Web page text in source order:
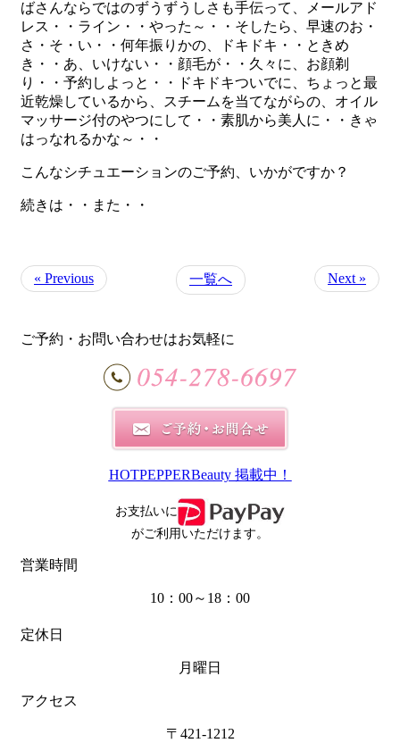
ばさんならではのずうずうしさも手伝って、メールアド
レス・・ライン・・やった～・・そしたら、早速のお・
さ・そ・い・・何年振りかの、ドキドキ・・ときめ
き・・あ、いけない・・顔毛が・・久々に、お顔剃
り・・予約しよっと・・ドキドキついでに、ちょっと最
近乾燥しているから、スチームを当てながらの、オイル
マッサージ付のやつにして・・素肌から美人に・・きゃ
はっなれるかな～・・
こんなシチュエーションのご予約、いかがですか？
続きは・・また・・
« Previous 一覧へ Next »
ご予約・お問い合わせはお気軽に
HOTPEPPERBeauty 掲載中！
お支払いに
がご利用いただけます。
営業時間
10：00～18：00
定休日
月曜日
アクセス
〒421-1212